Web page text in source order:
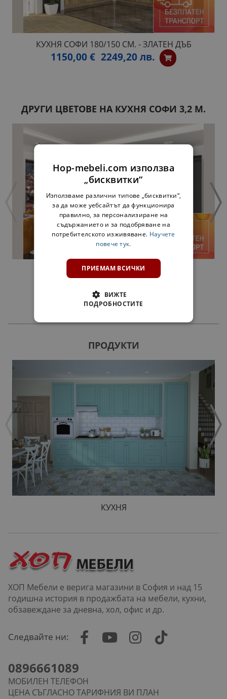
КУХНЯ СОФИ 180/150 СМ. - ЗЛАТЕН ДЪБ
1150,00 € 2249,20 лв.
ДРУГИ ЦВЕТОВЕ НА КУХНЯ СОФИ 3,2 М.
КУХНЯ СОФИ 3,2 М. - БЕНЗИН
ПРОДУКТИ
КУХНЯ
ХОП Мебели е верига магазини в София и над 15
годишна история в продажбата на мебели, кухни,
обзавеждане за дневна, хол, офис и др.
Следвайте ни:
0896661089
МОБИЛЕН ТЕЛЕФОН
ЦЕНА СЪГЛАСНО ТАРИФНИЯ ВИ ПЛАН
Hop-mebeli.com използва
„бисквитки“
Използваме различни типове „бисквитки“,
за да може уебсайтът да функционира
правилно, за персонализиране на
съдържанието и за подобряване на
потребителското изживяване. Научете
повече тук.
ПРИЕМАМ ВСИЧКИ
ВИЖТЕ
ПОДРОБНОСТИТЕ